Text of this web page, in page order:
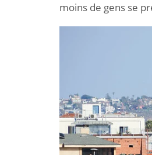
moins de gens se